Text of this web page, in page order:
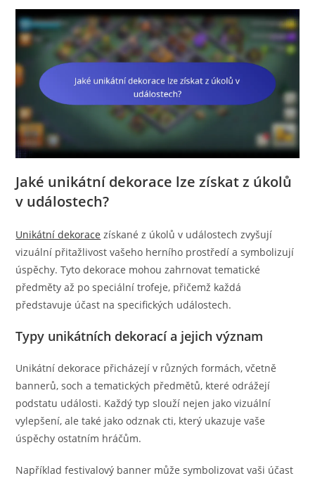
Jaké unikátní dekorace lze získat z úkolů
v událostech?
Unikátní dekorace získané z úkolů v událostech zvyšují
vizuální přitažlivost vašeho herního prostředí a symbolizují
úspěchy. Tyto dekorace mohou zahrnovat tematické
předměty až po speciální trofeje, přičemž každá
představuje účast na specifických událostech.
Typy unikátních dekorací a jejich význam
Unikátní dekorace přicházejí v různých formách, včetně
bannerů, soch a tematických předmětů, které odrážejí
podstatu události. Každý typ slouží nejen jako vizuální
vylepšení, ale také jako odznak cti, který ukazuje vaše
úspěchy ostatním hráčům.
Například festivalový banner může symbolizovat vaši účast